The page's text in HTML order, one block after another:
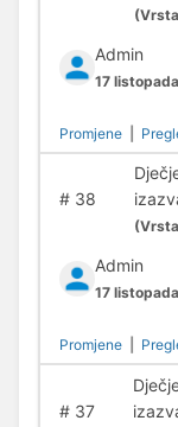
(
Admin
17
Promjene
#38
(
Admin
17
Promjene
#37